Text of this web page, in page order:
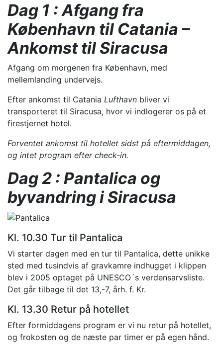
Dag 1 : Afgang fra
København til Catania –
Ankomst til Siracusa
Afgang om morgenen fra København, med
mellemlanding undervejs.
Efter ankomst til Catania Lufthavn bliver vi
transporteret til Siracusa, hvor vi indlogerer os på et
firestjernet hotel.
Forventet ankomst til hotellet sidst på eftermiddagen,
og intet program efter check-in.
Dag 2 : Pantalica og
byvandring i Siracusa
Kl. 10.30 Tur til Pantalica
Vi starter dagen med en tur til Pantalica, dette unikke
sted med tusindvis af gravkamre indhugget i klippen
blev i 2005 optaget på UNESCO´s verdensarvsliste.
Det går tilbage til det 13,-7, årh. f. Kr.
Kl. 13.30 Retur på hotellet
Efter formiddagens program er vi nu retur på hotellet,
og frokosten og de næste par timer er på egen hånd.